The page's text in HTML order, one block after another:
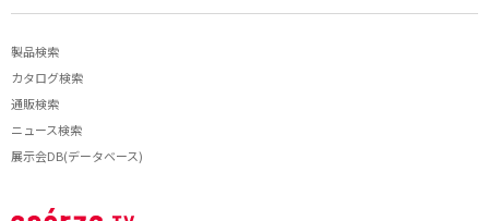
製品検索
カタログ検索
通販検索
ニュース検索
展示会DB(データベース)